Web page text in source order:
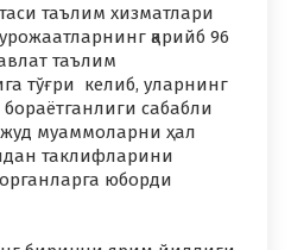
таълим хизматлари
қарийб 96
таълим
тўғри келиб, уларнинг
сабабли
муаммоларни ҳал
таклифларини
юборди